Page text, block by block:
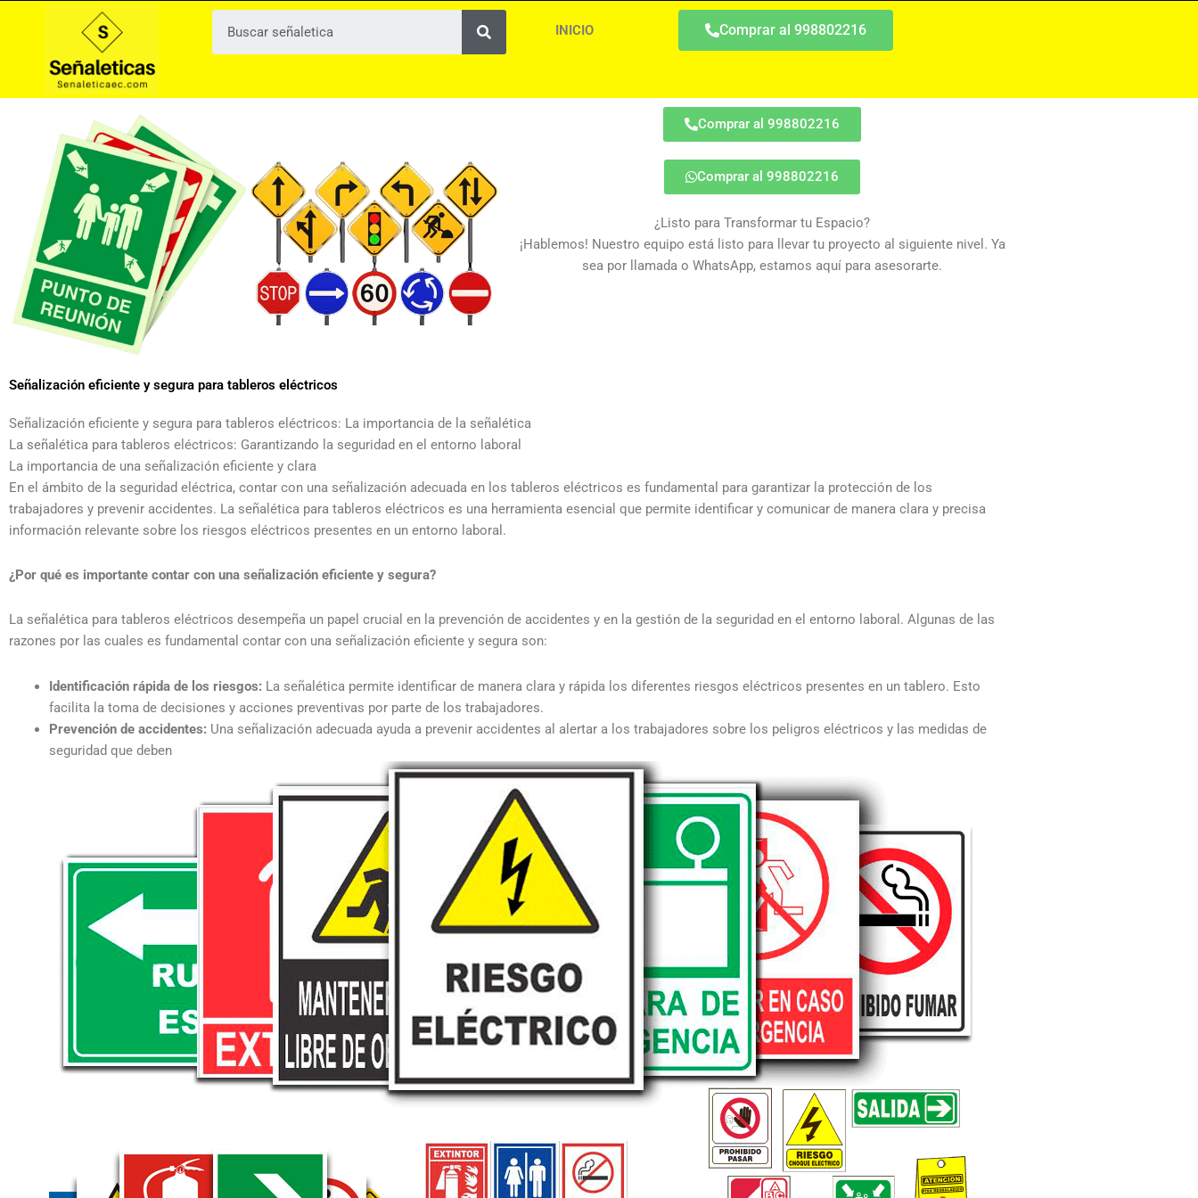
Search
INICIO Comprar al 998802216
Comprar al 998802216
Comprar al 998802216
¿Listo para Transformar tu Espacio?
¡Hablemos! Nuestro equipo está listo para llevar tu proyecto al siguiente nivel. Ya
sea por llamada o WhatsApp, estamos aquí para asesorarte.
Señalización eficiente y segura para tableros eléctricos
Señalización eficiente y segura para tableros eléctricos: La importancia de la señalética
La señalética para tableros eléctricos: Garantizando la seguridad en el entorno laboral
La importancia de una señalización eficiente y clara
En el ámbito de la seguridad eléctrica, contar con una señalización adecuada en los tableros eléctricos es fundamental para garantizar la protección de los
trabajadores y prevenir accidentes. La señalética para tableros eléctricos es una herramienta esencial que permite identificar y comunicar de manera clara y precisa
información relevante sobre los riesgos eléctricos presentes en un entorno laboral.
¿Por qué es importante contar con una señalización eficiente y segura?
La señalética para tableros eléctricos desempeña un papel crucial en la prevención de accidentes y en la gestión de la seguridad en el entorno laboral. Algunas de las
razones por las cuales es fundamental contar con una señalización eficiente y segura son:
Identificación rápida de los riesgos: La señalética permite identificar de manera clara y rápida los diferentes riesgos eléctricos presentes en un tablero. Esto
facilita la toma de decisiones y acciones preventivas por parte de los trabajadores.
Prevención de accidentes: Una señalización adecuada ayuda a prevenir accidentes al alertar a los trabajadores sobre los peligros eléctricos y las medidas de
seguridad que deben